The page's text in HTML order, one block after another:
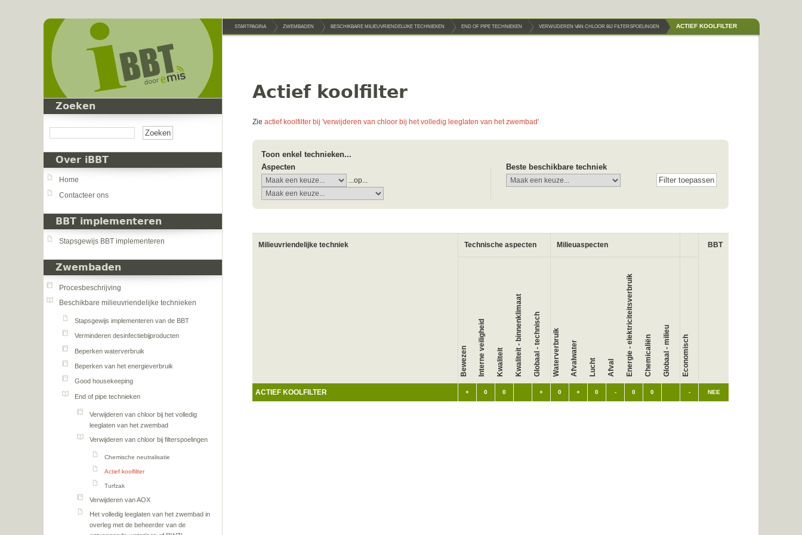
Zoeken
Over iBBT
Home
Contacteer ons
BBT implementeren
Stapsgewijs BBT implementeren
Zwembaden
Procesbeschrijving
Beschikbare milieuvriendelijke technieken
Stapsgewijs implementeren van de BBT
Verminderen desinfectiebijproducten
Beperken waterverbruik
Beperken van het energieverbruik
Good housekeeping
End of pipe technieken
Verwijderen van chloor bij het volledig
leeglaten van het zwembad
Verwijderen van chloor bij filterspoelingen
Chemische neutralisatie
Actief koolfilter
Turfzak
Verwijderen van AOX
Het volledig leeglaten van het zwembad in
overleg met de beheerder van de
STARTPAGINA ZWEMBADEN BESCHIKBARE MILIEUVRIENDELIJKE TECHNIEKEN END OF PIPE TECHNIEKEN VERWIJDEREN VAN CHLOOR BIJ FILTERSPOELINGEN ACTIEF KOOLFILTER
Actief koolfilter
Zie actief koolfilter bij 'verwijderen van chloor bij het volledig leeglaten van het zwembad'
Toon enkel technieken...
Aspecten
...op...
Beste beschikbare techniek
Milieuvriendelijke techniek Technische aspecten Milieuaspecten BBT
Bewezen Interne veiligheid Kwaliteit Kwaliteit - binnenklimaat Globaal - technisch Waterverbruik Afvalwater Lucht Afval Energie - elektriciteitsverbruik Chemicaliën Globaal - milieu Economisch
ACTIEF KOOLFILTER + 0 0 + 0 + 0 - 0 0 - NEE